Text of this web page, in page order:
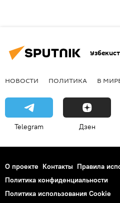
НОВОСТИ ПОЛИТИКА В
Telegram Дзен
О проекте Контакты Правила
Политика конфиденциальности
Политика использования Cookie